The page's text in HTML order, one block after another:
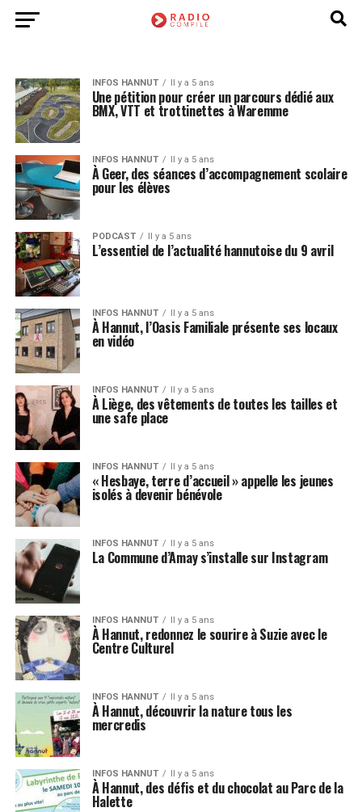
INFOS HANNUT Il y a 5 ans
Une pétition pour créer un parcours dédié aux
BMX, VTT et trottinettes à Waremme
INFOS HANNUT Il y a 5 ans
À Geer, des séances d’accompagnement scolaire
pour les élèves
PODCAST Il y a 5 ans
L’essentiel de l’actualité hannutoise du 9 avril
INFOS HANNUT Il y a 5 ans
À Hannut, l’Oasis Familiale présente ses locaux
en vidéo
INFOS HANNUT Il y a 5 ans
À Liège, des vêtements de toutes les tailles et
une safe place
INFOS HANNUT Il y a 5 ans
« Hesbaye, terre d’accueil » appelle les jeunes
isolés à devenir bénévole
INFOS HANNUT Il y a 5 ans
La Commune d’Amay s’installe sur Instagram
INFOS HANNUT Il y a 5 ans
À Hannut, redonnez le sourire à Suzie avec le
Centre Culturel
INFOS HANNUT Il y a 5 ans
À Hannut, découvrir la nature tous les
mercredis
INFOS HANNUT Il y a 5 ans
À Hannut, des défis et du chocolat au Parc de la
Halette